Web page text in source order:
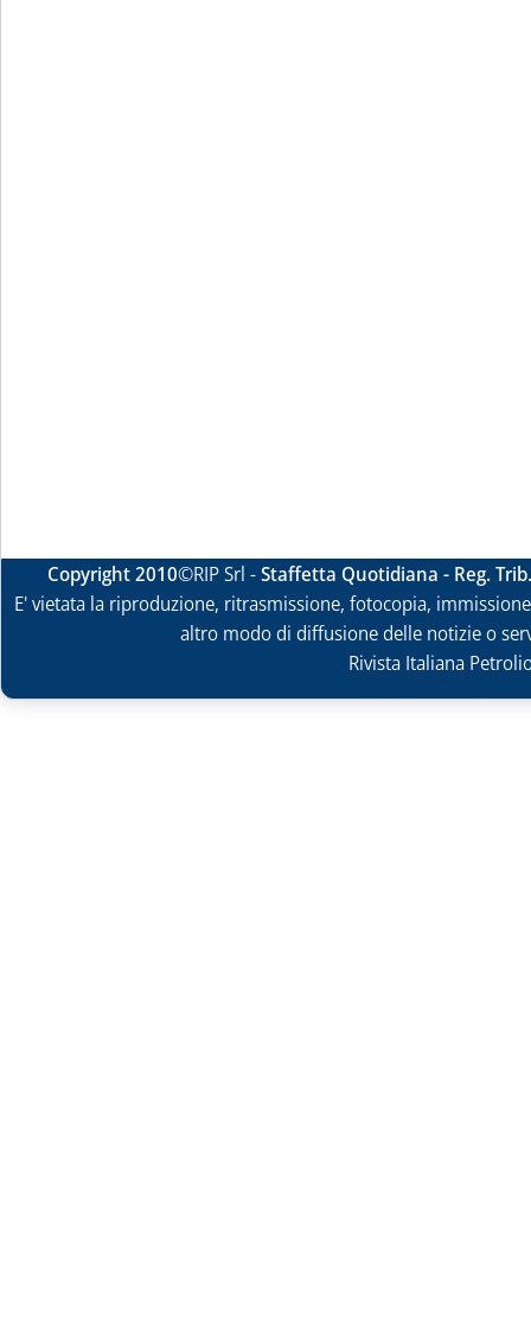
Copyright 2010©RIP Srl -Staffetta Quotidiana - Reg.
E' vietata la riproduzione, ritrasmissione, fotocopia,
altro modo di diffusione delle notizie o
Rivista Italiana